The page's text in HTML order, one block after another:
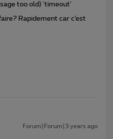
too old) 'timeout'
Rapidement car c’est
Forum|Forum|3 years ago